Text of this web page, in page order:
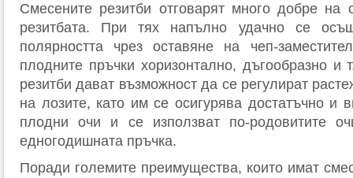
Смесените резитби отговарят много добре на
резитбата. При тях напълно удачно се
полярността чрез оставяне на чеп-
плодните пръчки хоризонтално, дъгообразно и
резитби дават възможност да се регулират
на лозите, като им се осигурява достатъчно и
плодни очи и се използват по-родовитите
едногодишната пръчка.
Поради големите преимущества, които имат